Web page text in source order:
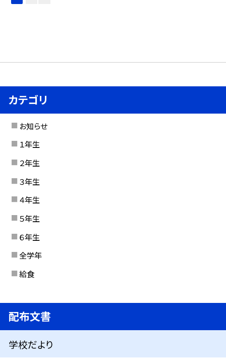
カテゴリ
お知らせ
１年生
２年生
３年生
４年生
５年生
６年生
全学年
給食
配布文書
学校だより